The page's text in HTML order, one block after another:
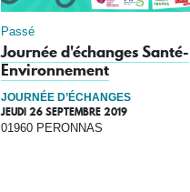
Passé
Journée d'échanges Santé-
Environnement
JOURNÉE D’ÉCHANGES
JEUDI 26 SEPTEMBRE 2019
01960 PERONNAS